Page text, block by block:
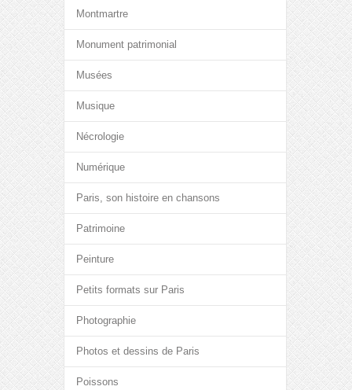
Montmartre
Monument patrimonial
Musées
Musique
Nécrologie
Numérique
Paris, son histoire en chansons
Patrimoine
Peinture
Petits formats sur Paris
Photographie
Photos et dessins de Paris
Poissons